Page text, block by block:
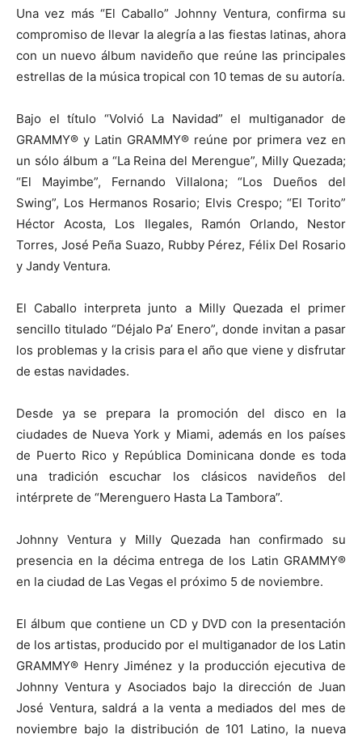
Una vez más “El Caballo” Johnny Ventura, confirma su
compromiso de llevar la alegría a las fiestas latinas, ahora
con un nuevo álbum navideño que reúne las principales
estrellas de la música tropical con 10 temas de su autoría.
Bajo el título “Volvió La Navidad” el multiganador de
GRAMMY® y Latin GRAMMY® reúne por primera vez en
un sólo álbum a “La Reina del Merengue”, Milly Quezada;
“El Mayimbe”, Fernando Villalona; “Los Dueños del
Swing”, Los Hermanos Rosario; Elvis Crespo; “El Torito”
Héctor Acosta, Los Ilegales, Ramón Orlando, Nestor
Torres, José Peña Suazo, Rubby Pérez, Félix Del Rosario
y Jandy Ventura.
El Caballo interpreta junto a Milly Quezada el primer
sencillo titulado “Déjalo Pa’ Enero”, donde invitan a pasar
los problemas y la crisis para el año que viene y disfrutar
de estas navidades.
Desde ya se prepara la promoción del disco en la
ciudades de Nueva York y Miami, además en los países
de Puerto Rico y República Dominicana donde es toda
una tradición escuchar los clásicos navideños del
intérprete de “Merenguero Hasta La Tambora”.
Johnny Ventura y Milly Quezada han confirmado su
presencia en la décima entrega de los Latin GRAMMY®
en la ciudad de Las Vegas el próximo 5 de noviembre.
El álbum que contiene un CD y DVD con la presentación
de los artistas, producido por el multiganador de los Latin
GRAMMY® Henry Jiménez y la producción ejecutiva de
Johnny Ventura y Asociados bajo la dirección de Juan
José Ventura, saldrá a la venta a mediados del mes de
noviembre bajo la distribución de 101 Latino, la nueva